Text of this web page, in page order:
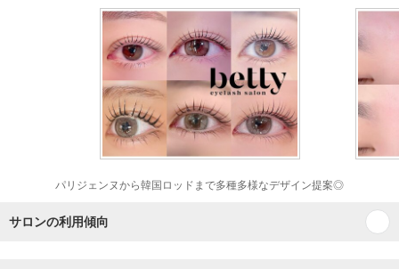
パリジェンヌから韓国ロッドまで多種多様なデザイン提案◎
サロンの利用傾向